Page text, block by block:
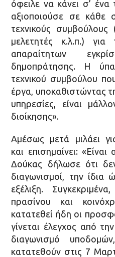
όφειλε να κάνει σ’ ένα
αξιοποιούσε σε κάθε
τεχνικούς συμβούλους
μελετητές κ.λ.π.)
απαραίτητων
δημοπράτησης. Η
τεχνικού συμβούλου
έργα, υποκαθιστώντας
υπηρεσίες, είναι
διοίκησης».
Αμέσως μετά μιλάει
και επισημαίνει:
Δούκας δήλωσε ότι
διαγωνισμοί, την ίδια
εξέλιξη.
πρασίνου και
κατατεθεί ήδη οι
γίνεται έλεγχος από
διαγωνισμό
κατατεθούν στις 7